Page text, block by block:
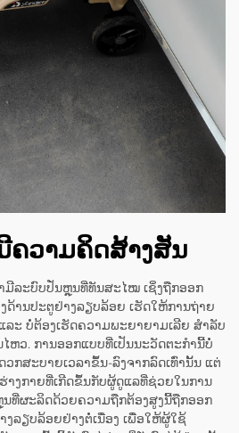
ຄວາມຄິດສ້າງສັນ
ມີລະບົບປັ່ນຫຼຸນທີ່ທັນສະໄໝ ເຊິ່ງຖືກອອກ
ດ້ານປະຕູຢ່າງລຽບລ້ອຍ ເຮັດໃຫ້ການຖ່າຍ
ລະ ບໍ່ຕ້ອງເຮັດຄວາມພະຍາຍາມເລີຍ ສຳລັບ
ຫວ. ການອອກແບບທີ່ເປັນນະວັດຕະກຳນີ້ບໍ່
ກສະບາຍເວລາຂຶ້ນ-ລົງຈາກລົດເທົ່ານັ້ນ ແຕ່
າງກາຍທີ່ເກີດຂຶ້ນກັບຜູ້ດູແລທີ່ຊ່ວຍໃນການ
ທີ່ຜະລິດດ້ວຍຄວາມຖືກຕ້ອງສູງນີ້ຖືກອອກ
ລຽບລ້ອຍຢ່າງຕໍ່ເນື່ອງ ເພື່ອໃຫ້ຜູ້ໃຊ້